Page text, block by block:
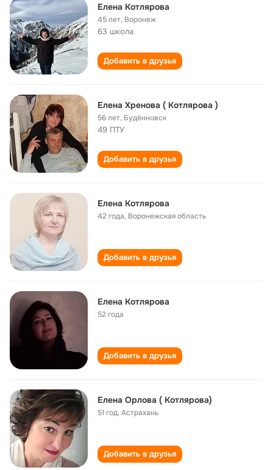
Елена Котлярова
45 лет, Воронеж
63 школа
Добавить в друзья
Елена Хренова ( Котлярова )
56 лет, Будённовск
49 ПТУ
Добавить в друзья
Елена Котлярова
42 года, Воронежская область
Добавить в друзья
Елена Котлярова
52 года
Добавить в друзья
Елена Орлова ( Котлярова)
51 год,Астрахань
Добавить в друзья